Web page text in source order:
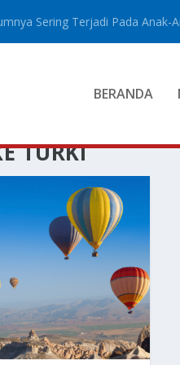
Sering Terjadi Pada Anak-
BERANDA
TURKI